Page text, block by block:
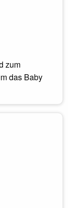
zum
das Baby